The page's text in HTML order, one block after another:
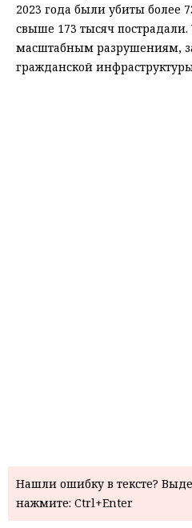
2023 года были убиты более
свыше 173 тысяч
масштабным разрушениям,
гражданской
Нашли ошибку в тексте?
нажмите: Ctrl+Enter